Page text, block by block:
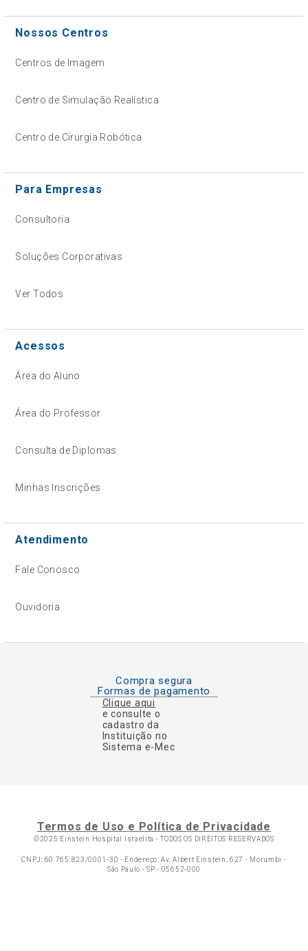
Nossos Centros
Centros de Imagem
Centro de Simulação Realística
Centro de Cirurgia Robótica
Para Empresas
Consultoria
Soluções Corporativas
Ver Todos
Acessos
Área do Aluno
Área do Professor
Consulta de Diplomas
Minhas Inscrições
Atendimento
Fale Conosco
Ouvidoria
Compra segura
Formas de pagamento
Clique aqui
e consulte o
cadastro da
Instituição no
Sistema e-Mec
Termos de Uso e Política de Privacidade
©2025 Einstein Hospital Israelita -TODOS OS DIREITOS RESERVADOS
CNPJ: 60.765.823/0001-30 - Endereço: Av. Albert Einstein, 627 - Morumbi -
São Paulo - SP - 05652-000